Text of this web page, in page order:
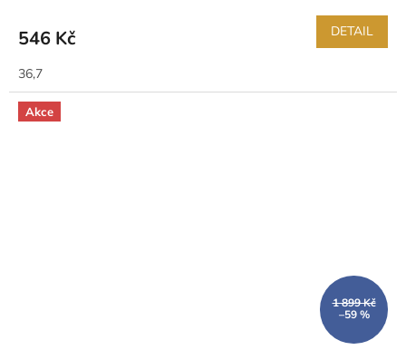
546 Kč DETAIL
36,7
Akce
1 899 Kč
–59 %